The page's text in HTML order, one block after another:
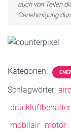
auch von Teilen
Genehmigung
Kategorien:
Schlagwörter:
druckluftbehälter
mobilair motor